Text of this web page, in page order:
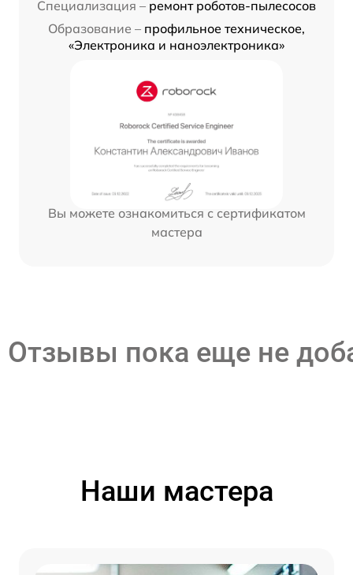
Специализация – ремонт роботов-пылесосов
Образование – профильное техническое,
«Электроника и наноэлектроника»
Вы можете ознакомиться с сертификатом
мастера
Отзывы пока еще не
Наши мастера